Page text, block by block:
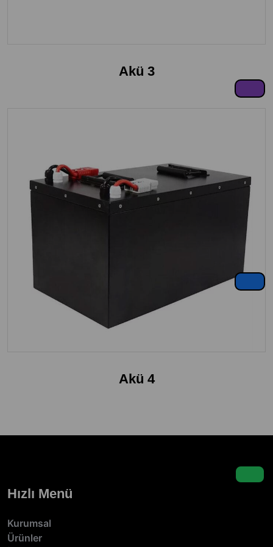
Akü 3
Akü 4
Hızlı Menü
Kurumsal
Ürünler